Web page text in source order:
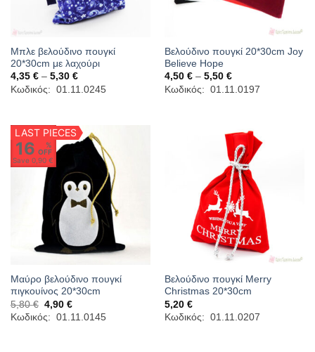
Μπλε βελούδινο πουγκί
20*30cm με λαχούρι
4,35 € – 5,30 €Price
range:
4,35 €
Κωδικός: 01.11.0245
Βελούδινο πουγκί 20*30cm Joy
Believe Hope
4,50 € – 5,50 €Price
range:
4,50 €
Κωδικός: 01.11.0197
LAST PIECES
16
%
OFF
Save0,90 €
Μαύρο βελούδινο πουγκί
πιγκουίνος 20*30cm
5,80€ Original
price
was:
4,90 €Η
τρέχουσα
τιμή
Κωδικός: 01.11.0145
Βελούδινο πουγκί Merry
Christmas 20*30cm
5,20 €
Κωδικός: 01.11.0207